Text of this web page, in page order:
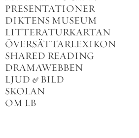
PRESENTATIONER
DIKTENS MUSEUM
LITTERATURKARTAN
ÖVERSÄTTARLEXIKON
SHARED READING
DRAMAWEBBEN
LJUD & BILD
SKOLAN
OM LB